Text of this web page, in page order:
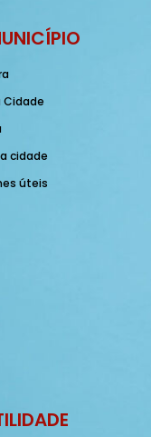
Cidade
cidade
úteis